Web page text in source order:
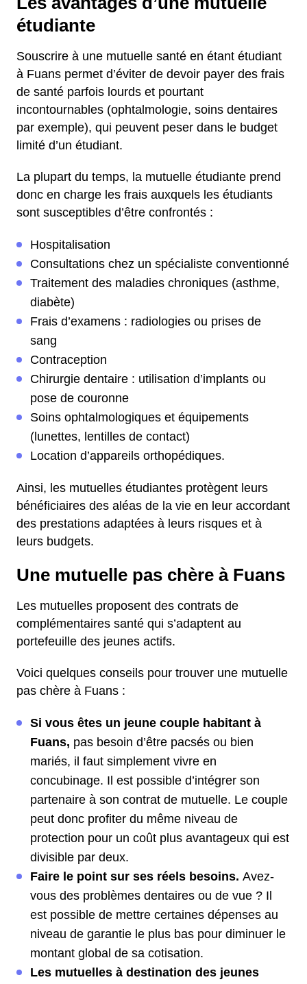
étudiante
Souscrire à une mutuelle santé en étant étudiant
à Fuans permet d’éviter de devoir payer des frais
de santé parfois lourds et pourtant
incontournables (ophtalmologie, soins dentaires
par exemple), qui peuvent peser dans le budget
limité d’un étudiant.
La plupart du temps, la mutuelle étudiante prend
donc en charge les frais auxquels les étudiants
sont susceptibles d’être confrontés :
Hospitalisation
Consultations chez un spécialiste conventionné
Traitement des maladies chroniques (asthme,
diabète)
Frais d’examens : radiologies ou prises de
sang
Contraception
Chirurgie dentaire : utilisation d’implants ou
pose de couronne
Soins ophtalmologiques et équipements
(lunettes, lentilles de contact)
Location d’appareils orthopédiques.
Ainsi, les mutuelles étudiantes protègent leurs
bénéficiaires des aléas de la vie en leur accordant
des prestations adaptées à leurs risques et à
leurs budgets.
Une mutuelle pas chère à Fuans
Les mutuelles proposent des contrats de
complémentaires santé qui s’adaptent au
portefeuille des jeunes actifs.
Voici quelques conseils pour trouver une mutuelle
pas chère à Fuans :
Si vous êtes un jeune couple habitant à
Fuans, pas besoin d’être pacsés ou bien
mariés, il faut simplement vivre en
concubinage. Il est possible d’intégrer son
partenaire à son contrat de mutuelle. Le couple
peut donc profiter du même niveau de
protection pour un coût plus avantageux qui est
divisible par deux.
Faire le point sur ses réels besoins. Avez-
vous des problèmes dentaires ou de vue ? Il
est possible de mettre certaines dépenses au
niveau de garantie le plus bas pour diminuer le
montant global de sa cotisation.
Les mutuelles à destination des jeunes